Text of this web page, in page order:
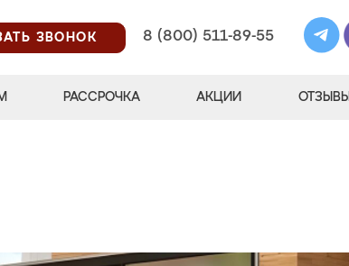
ЗВОНОК
8 (800) 511-89-55
РАССРОЧКА АКЦИИ ОТЗЫВЫ